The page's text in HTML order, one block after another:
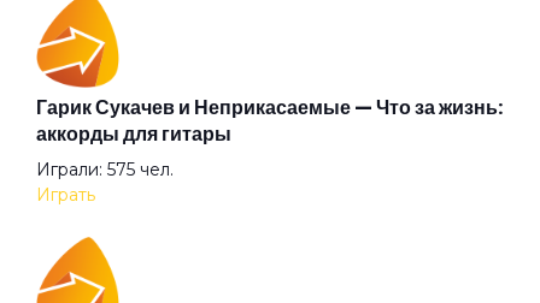
Валентин Стрыкало — Gay porn: аккорды для
гитары
Просмотров: 25692 чел.
Гарик Сукачев и Неприкасаемые — Что за жизнь:
аккорды для гитары
Играли: 575 чел.
Играть